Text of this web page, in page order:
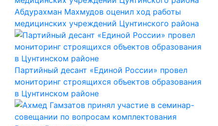
Абдурахман Махмудов оценил ход работы
медицинских учреждений Цунтинского района
Партийный десант «Единой России» провел
мониторинг строящихся объектов образования
в Цунтинском районе